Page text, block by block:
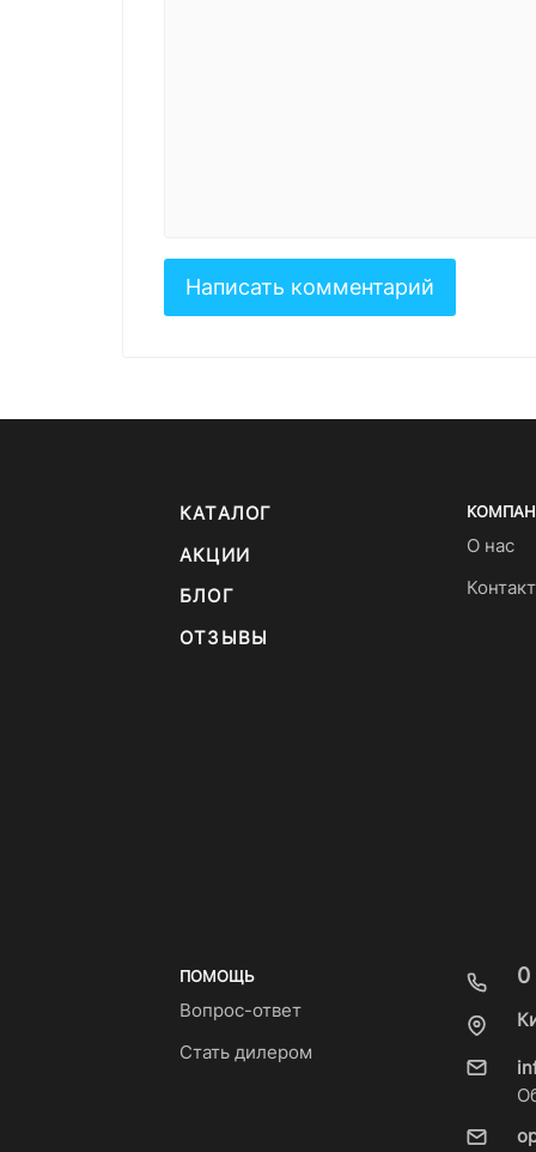
КАТАЛОГ
АКЦИИ
БЛОГ
ОТЗЫВЫ
О нас
ПОМОЩЬ
Вопрос-ответ
Стать дилером
0